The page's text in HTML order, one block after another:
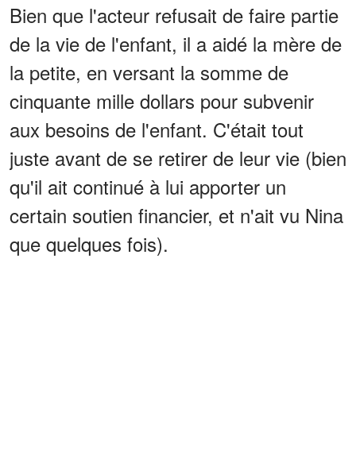
Bien que l'acteur refusait de faire partie
de la vie de l'enfant, il a aidé la mère de
la petite, en versant la somme de
cinquante mille dollars pour subvenir
aux besoins de l'enfant. C'était tout
juste avant de se retirer de leur vie (bien
qu'il ait continué à lui apporter un
certain soutien financier, et n'ait vu Nina
que quelques fois).